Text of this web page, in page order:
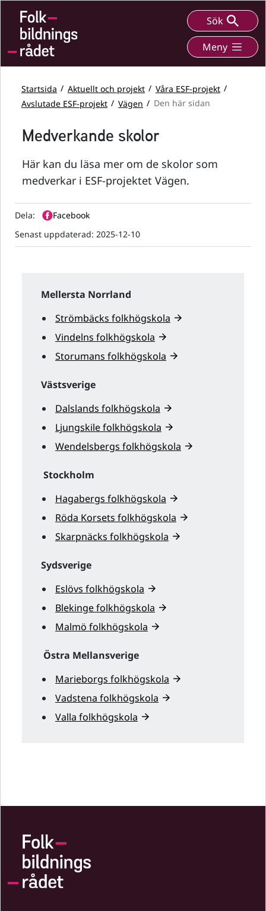
Sök
Meny
Startsida Aktuellt och projekt
Våra ESF-projekt
Avslutade ESF-projekt
Vägen Den här sidan
Medverkande skolor
Här kan du läsa mer om de skolor som
medverkar i ESF-projektet Vägen.
Dela:
Facebook
Senast uppdaterad: 2025-12-10
Mellersta Norrland
Strömbäcks folkhögskola
Vindelns folkhögskola
Storumans folkhögskola
Västsverige
Dalslands folkhögskola
Ljungskile folkhögskola
Wendelsbergs folkhögskola
Stockholm
Hagabergs folkhögskola
Röda Korsets folkhögskola
Skarpnäcks folkhögskola
Sydsverige
Eslövs folkhögskola
Blekinge folkhögskola
Malmö folkhögskola
Östra Mellansverige
Marieborgs folkhögskola
Vadstena folkhögskola
Valla folkhögskola